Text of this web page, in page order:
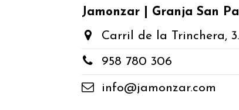
Jamonzar | Granja San
Carril de la Trinchera,
​958 780 306
​info@jamonzar.com